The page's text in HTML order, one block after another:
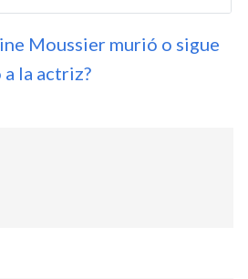
Moussier murió o sigue
a la actriz?